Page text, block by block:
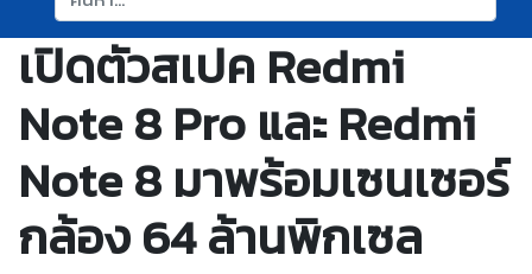
ค้นหา:
เปิดตัวสเปค Redmi
Note 8 Pro และ Redmi
Note 8 มาพร้อมเซนเซอร์
กล้อง 64 ล้านพิกเซล